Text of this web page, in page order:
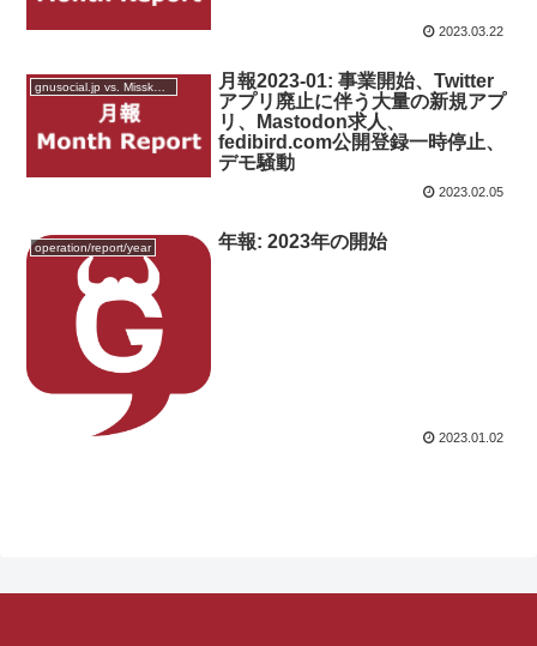
2023.03.22
月報2023-01: 事業開始、Twitter
アプリ廃止に伴う大量の新規アプ
リ、Mastodon求人、
fedibird.com公開登録一時停止、
デモ騒動
2023.02.05
operation/report/year 年報: 2023年の開始
2023.01.02